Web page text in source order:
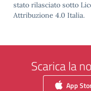
stato rilasciato sotto
Attribuzione 4.0 Italia.
Scarica la
App